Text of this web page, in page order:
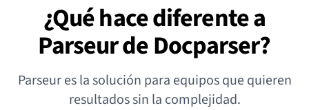
¿Qué hace diferente a
Parseur de Docparser?
Parseur es la solución para equipos que quieren
resultados sin la complejidad.